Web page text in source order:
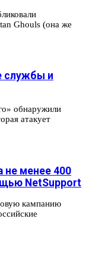
Ghouls (она же
службы и
обнаружили
атакует
не менее 400
NetSupport
кампанию